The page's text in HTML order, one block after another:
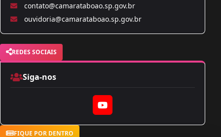
contato@camarataboao.sp.gov.br
ouvidoria@camarataboao.sp.gov.br
REDES SOCIAIS
Siga-nos
YouTube
FIQUE POR DENTRO